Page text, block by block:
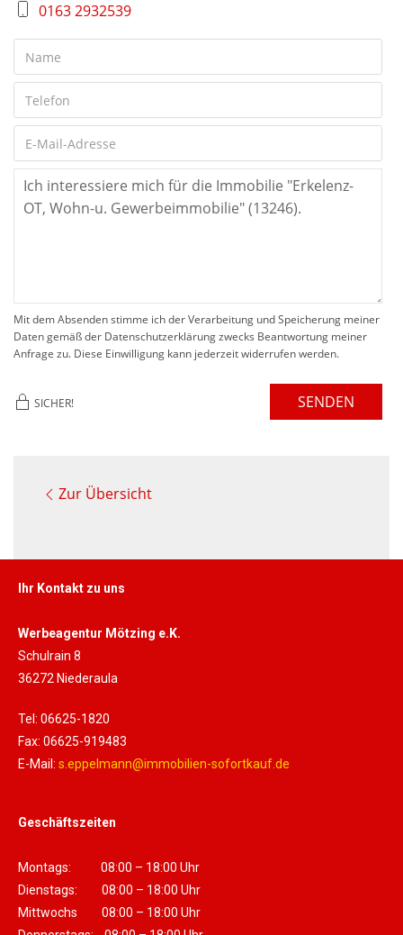
0163 2932539
Mit dem Absenden stimme ich der Verarbeitung und Speicherung meiner
Daten gemäß der Datenschutzerklärung zwecks Beantwortung meiner
Anfrage zu. Diese Einwilligung kann jederzeit widerrufen werden.
SICHER! SENDEN
Zur Übersicht
Ihr Kontakt zu uns
Werbeagentur Mötzing e.K.
Schulrain 8
36272 Niederaula
Tel: 06625-1820
Fax: 06625-919483
E-Mail: s.eppelmann@immobilien-sofortkauf.de
Geschäftszeiten
Montags: 08:00 – 18:00 Uhr
Dienstags: 08:00 – 18:00 Uhr
Mittwochs 08:00 – 18:00 Uhr